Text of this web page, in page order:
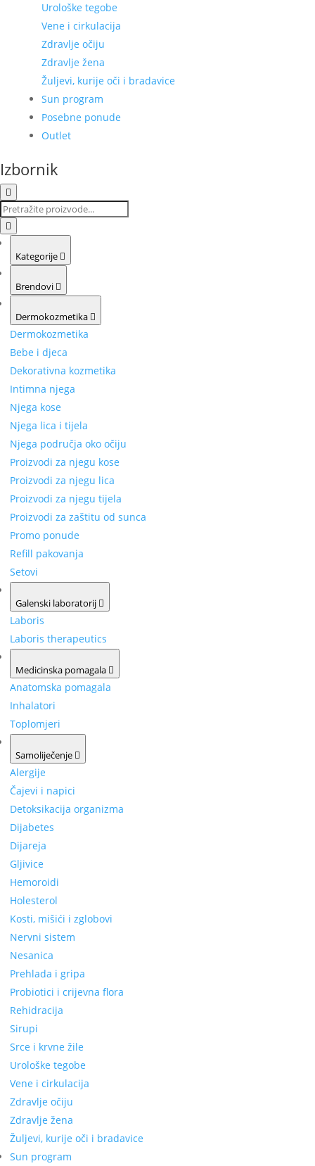
Urološke tegobe
Vene i cirkulacija
Zdravlje očiju
Zdravlje žena
Žuljevi, kurije oči i bradavice
Sun program
Posebne ponude
Outlet
Izbornik
Kategorije
Brendovi
Dermokozmetika
Dermokozmetika
Bebe i djeca
Dekorativna kozmetika
Intimna njega
Njega kose
Njega lica i tijela
Njega područja oko očiju
Proizvodi za njegu kose
Proizvodi za njegu lica
Proizvodi za njegu tijela
Proizvodi za zaštitu od sunca
Promo ponude
Refill pakovanja
Setovi
Galenski laboratorij
Laboris
Laboris therapeutics
Medicinska pomagala
Anatomska pomagala
Inhalatori
Toplomjeri
Samoliječenje
Alergije
Čajevi i napici
Detoksikacija organizma
Dijabetes
Dijareja
Gljivice
Hemoroidi
Holesterol
Kosti, mišići i zglobovi
Nervni sistem
Nesanica
Prehlada i gripa
Probiotici i crijevna flora
Rehidracija
Sirupi
Srce i krvne žile
Urološke tegobe
Vene i cirkulacija
Zdravlje očiju
Zdravlje žena
Žuljevi, kurije oči i bradavice
Sun program